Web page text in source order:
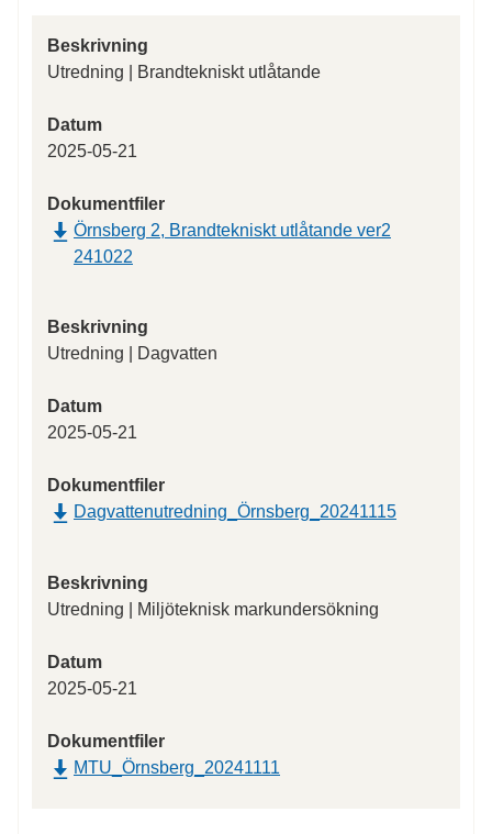
Beskrivning
Utredning | Brandtekniskt utlåtande
Datum
2025-05-21
Dokumentfiler
Örnsberg 2, Brandtekniskt utlåtande ver2
241022
Beskrivning
Utredning | Dagvatten
Datum
2025-05-21
Dokumentfiler
Dagvattenutredning_Örnsberg_20241115
Beskrivning
Utredning | Miljöteknisk markundersökning
Datum
2025-05-21
Dokumentfiler
MTU_Örnsberg_20241111